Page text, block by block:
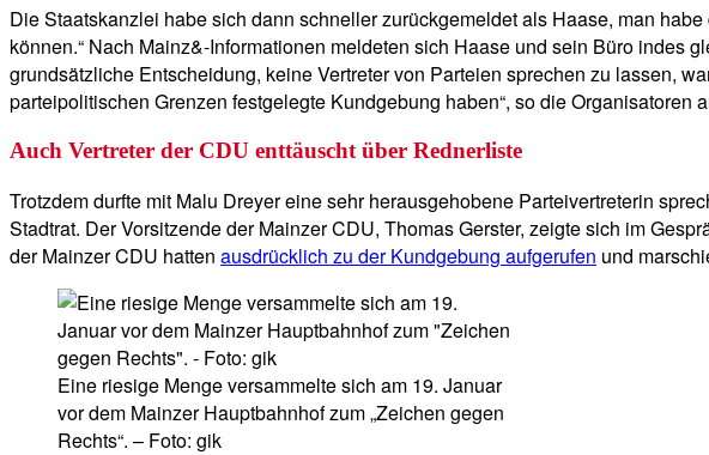
Die Staatskanzlei habe sich dann schneller zurückgemeldet als Haase, man
können.“ Nach Mainz&-Informationen meldeten sich Haase und sein Büro indes
grundsätzliche Entscheidung, keine Vertreter von Parteien sprechen zu lassen,
parteipolitischen Grenzen festgelegte Kundgebung haben“, so die Organisatoren
Auch Vertreter der CDU enttäuscht über Rednerliste
Trotzdem durfte mit Malu Dreyer eine sehr herausgehobene Parteivertreterin
Stadtrat. Der Vorsitzende der Mainzer CDU, Thomas Gerster, zeigte sich im
der Mainzer CDU hatten ausdrücklich zu der Kundgebung aufgerufen und
Eine riesige Menge versammelte sich am 19. Januar
vor dem Mainzer Hauptbahnhof zum „Zeichen gegen
Rechts“. – Foto: gik